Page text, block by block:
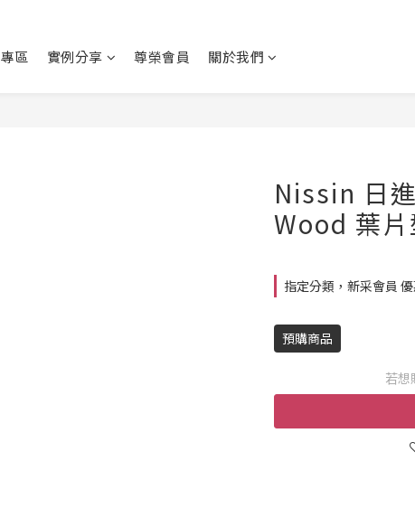
區 實例分享 尊榮會員 關於我們
Nissin 日
Wood 葉
指定分類，新采會員
預購商品
若想